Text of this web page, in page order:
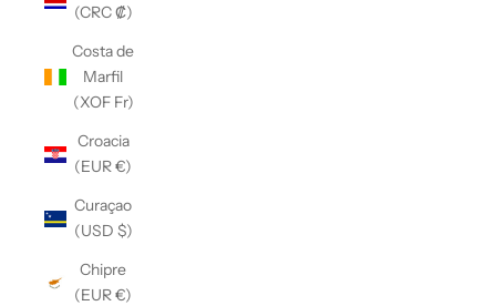
(CRC ₡)
Costa de
Marfil
(XOF Fr)
Croacia
(EUR €)
Curaçao
(USD $)
Chipre
(EUR €)